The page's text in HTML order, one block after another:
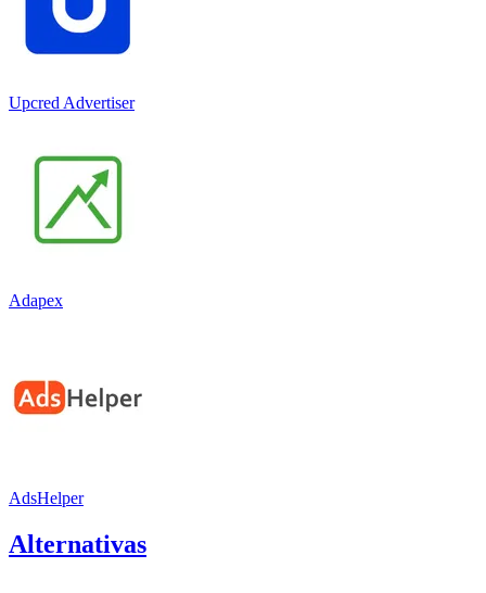
Upcred Advertiser
Adapex
AdsHelper
Alternativas